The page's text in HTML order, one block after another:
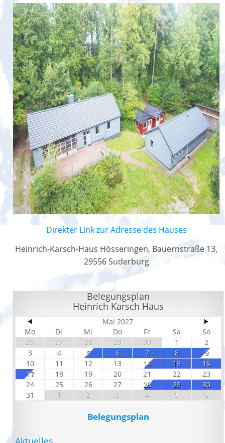
Direkter Link zur Adresse des Hauses
Heinrich-Karsch-Haus Hösseringen, Bauernstraße 13,
29556 Suderburg
Belegungsplan
Heinrich Karsch Haus
Mai 2027
Mo
Di Mi Do Fr Sa
So
26
27 28 29 30 1
2
3
4 5 6 7 8
9
10
11 12 13 14 15
16
17
18 19 20 21 22
23
24
25 26 27 28 29
30
31
1 2 3 4 5 6
Belegungsplan